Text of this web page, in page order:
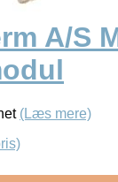
A/S
(Læs mere)